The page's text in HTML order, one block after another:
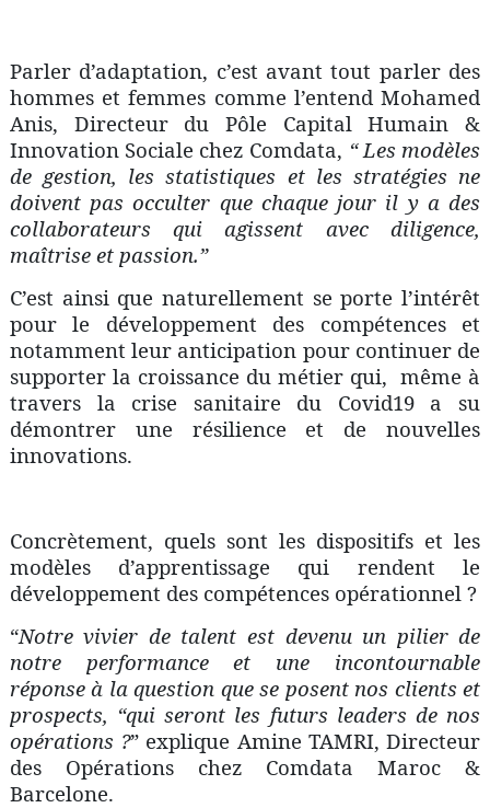
Parler d’adaptation, c’est avant tout parler des
hommes et femmes comme l’entend Mohamed
Anis, Directeur du Pôle Capital Humain &
Innovation Sociale chez Comdata, “ Les modèles
de gestion, les statistiques et les stratégies ne
doivent pas occulter que chaque jour il y a des
collaborateurs qui agissent avec diligence,
maîtrise et passion.”
C’est ainsi que naturellement se porte l’intérêt
pour le développement des compétences et
notamment leur anticipation pour continuer de
supporter la croissance du métier qui, même à
travers la crise sanitaire du Covid19 a su
démontrer une résilience et de nouvelles
innovations.
Concrètement, quels sont les dispositifs et les
modèles d’apprentissage qui rendent le
développement des compétences opérationnel ?
“Notre vivier de talent est devenu un pilier de
notre performance et une incontournable
réponse à la question que se posent nos clients et
prospects, “qui seront les futurs leaders de nos
opérations ?” explique Amine TAMRI, Directeur
des Opérations chez Comdata Maroc &
Barcelone.